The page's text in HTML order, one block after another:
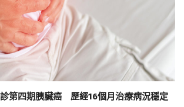
第四期胰臟癌 歷經16個月治療病況穩定